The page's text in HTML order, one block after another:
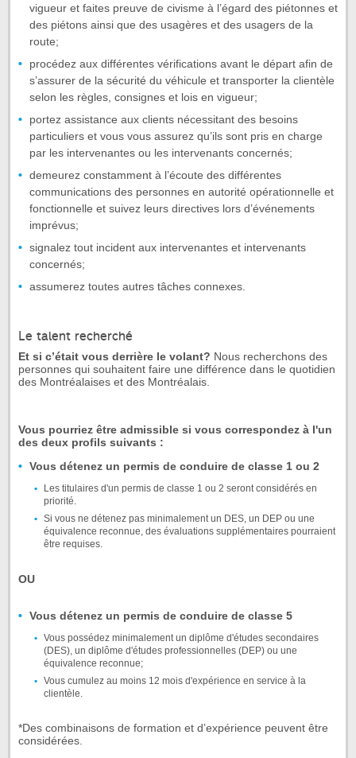
vigueur et faites preuve de civisme à l’égard des piétonnes et
des piétons ainsi que des usagères et des usagers de la
route;
procédez aux différentes vérifications avant le départ afin de
s’assurer de la sécurité du véhicule et transporter la clientèle
selon les règles, consignes et lois en vigueur;
portez assistance aux clients nécessitant des besoins
particuliers et vous vous assurez qu’ils sont pris en charge
par les intervenantes ou les intervenants concernés;
demeurez constamment à l’écoute des différentes
communications des personnes en autorité opérationnelle et
fonctionnelle et suivez leurs directives lors d’événements
imprévus;
signalez tout incident aux intervenantes et intervenants
concernés;
assumerez toutes autres tâches connexes.
Le talent recherché
Et si c’était vous derrière le volant? Nous recherchons des
personnes qui souhaitent faire une différence dans le quotidien
des Montréalaises et des Montréalais.
Vous pourriez être admissible si vous correspondez à l'un
des deux profils suivants :
Vous détenez un permis de conduire de classe 1 ou 2
Les titulaires d'un permis de classe 1 ou 2 seront considérés en
priorité.
Si vous ne détenez pas minimalement un DES, un DEP ou une
équivalence reconnue, des évaluations supplémentaires pourraient
être requises.
OU
Vous détenez un permis de conduire de classe 5
Vous possédez minimalement un diplôme d'études secondaires
(DES), un diplôme d'études professionnelles (DEP) ou une
équivalence reconnue;
Vous cumulez au moins 12 mois d'expérience en service à la
clientèle.
*Des combinaisons de formation et d’expérience peuvent être
considérées.